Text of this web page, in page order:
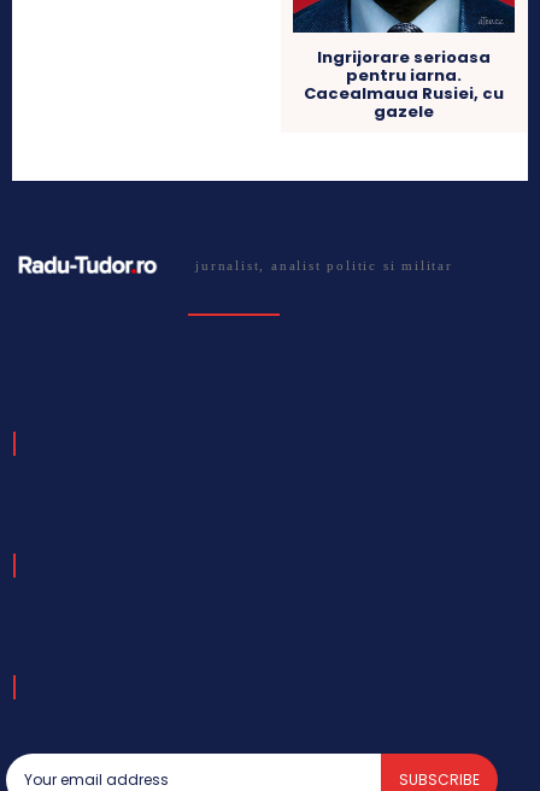
Ingrijorare serioasa
pentru iarna.
Cacealmaua Rusiei, cu
gazele
jurnalist, analist politic si militar
SUBSCRIBE